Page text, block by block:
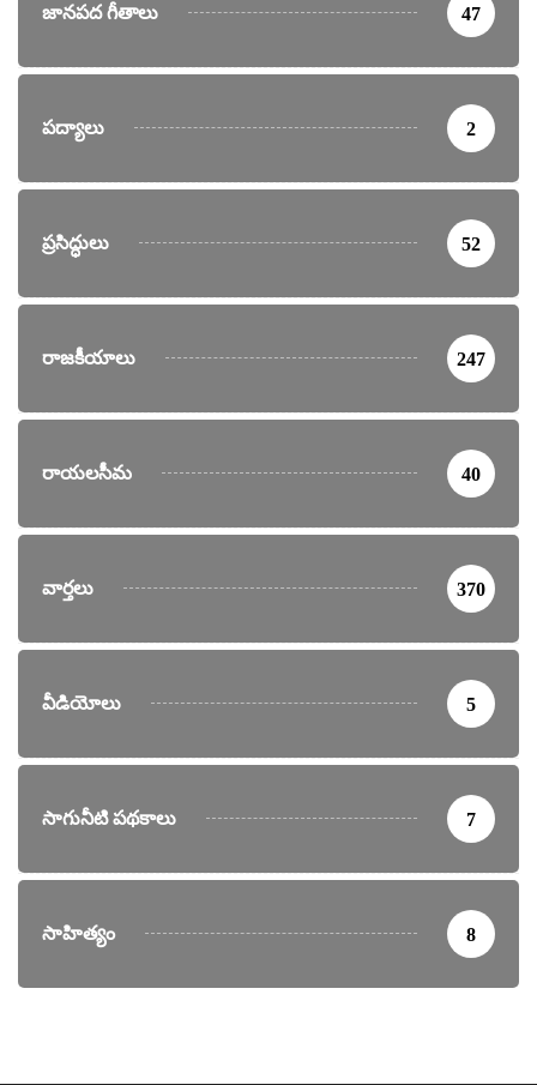
జానపద గీతాలు 47
పద్యాలు 2
ప్రసిద్ధులు 52
రాజకీయాలు 247
రాయలసీమ 40
వార్తలు 370
వీడియోలు 5
సాగునీటి పథకాలు 7
సాహిత్యం 8